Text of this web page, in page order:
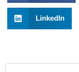
LinkedIn